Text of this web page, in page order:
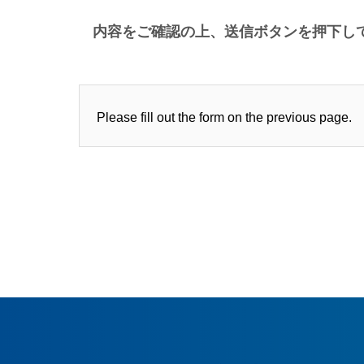
内容をご確認の上、送信ボタンを押下し
Please fill out the form on the previous page.